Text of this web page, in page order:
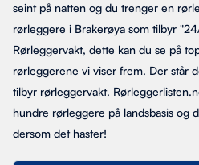
seint på natten og du trenger en
rørleggere i Brakerøya som tilbyr
Rørleggervakt, dette kan du se på
rørleggerene vi viser frem. Der står
tilbyr rørleggervakt.
hundre rørleggere på landsbasis og
dersom det haster!